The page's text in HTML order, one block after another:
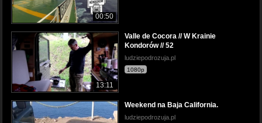
00:50
13:11
Valle de Cocora // W Krainie
Kondorów // 52
ludziepodrozuja.pl
1080p
Weekend na Baja California.
ludziepodrozuja.pl